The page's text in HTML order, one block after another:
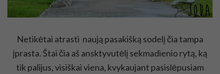
Netikėtai atrasti naują pasakišką sodelį čia tampa
įprasta. Štai čia aš ansktyvutėlį sekmadienio rytą, ką
tik palijus, visiškai viena, kvykaujant pasislėpusiam